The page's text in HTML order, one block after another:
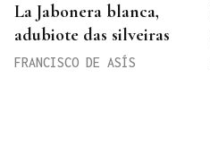
La Jabonera blanca,
adubiote das silveiras
FRANCISCO DE ASÍS